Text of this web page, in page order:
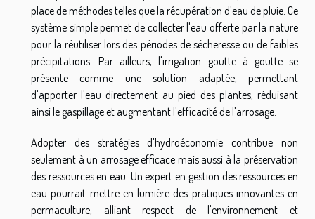
place de méthodes telles que la récupération d'eau de pluie. Ce
système simple permet de collecter l'eau offerte par la nature
pour la réutiliser lors des périodes de sécheresse ou de faibles
précipitations. Par ailleurs, l'irrigation goutte à goutte se
présente comme une solution adaptée, permettant
d'apporter l'eau directement au pied des plantes, réduisant
ainsi le gaspillage et augmentant l'efficacité de l'arrosage.
Adopter des stratégies d'hydroéconomie contribue non
seulement à un arrosage efficace mais aussi à la préservation
des ressources en eau. Un expert en gestion des ressources en
eau pourrait mettre en lumière des pratiques innovantes en
permaculture, alliant respect de l'environnement et